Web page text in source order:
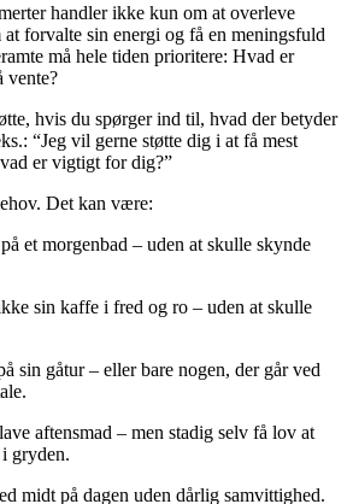
handler ikke kun om at overleve
at forvalte sin energi og få en meningsfuld
må hele tiden prioritere: Hvad er
vente?
hvis du spørger ind til, hvad der betyder
“Jeg vil gerne støtte dig i at få mest
er vigtigt for dig?”
Det kan være:
et morgenbad – uden at skulle skynde
sin kaffe i fred og ro – uden at skulle
sin gåtur – eller bare nogen, der går ved
aftensmad – men stadig selv få lov at
gryden.
midt på dagen uden dårlig samvittighed.